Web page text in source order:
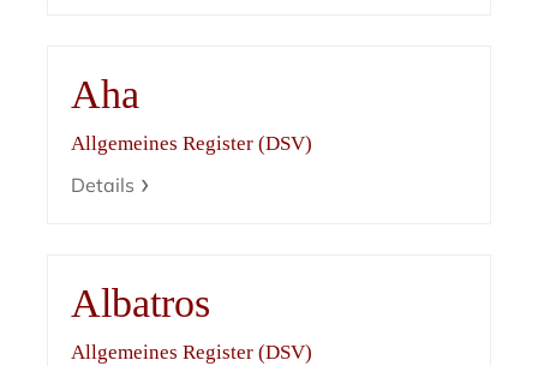
Aha
Allgemeines Register (DSV)
Details
Albatros
Allgemeines Register (DSV)